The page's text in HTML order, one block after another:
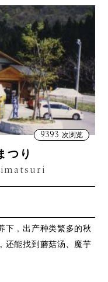
9393 次浏览
つり
下，出产种类繁多的秋
还能找到蘑菇汤、魔芋